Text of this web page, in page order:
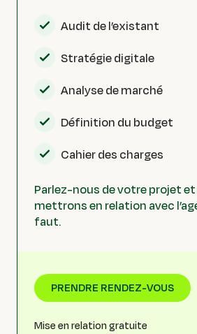
Audit de l’existant
Stratégie digitale
Analyse de marché
Définition du budget
Cahier des charges
Parlez-nous de votre projet
mettrons en relation avec
faut.
PRENDRE RENDEZ-VOUS
Mise en relation gratuite